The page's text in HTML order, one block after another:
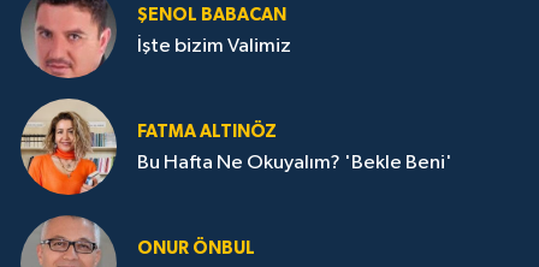
ŞENOL BABACAN
İşte bizim Valimiz
FATMA ALTINÖZ
Bu Hafta Ne Okuyalım? 'Bekle Beni'
ONUR ÖNBUL